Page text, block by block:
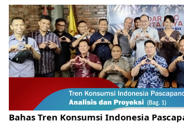
Gelar Kopdar, KBC Jakarta Raya
Bahas Tren Konsumsi Indonesia